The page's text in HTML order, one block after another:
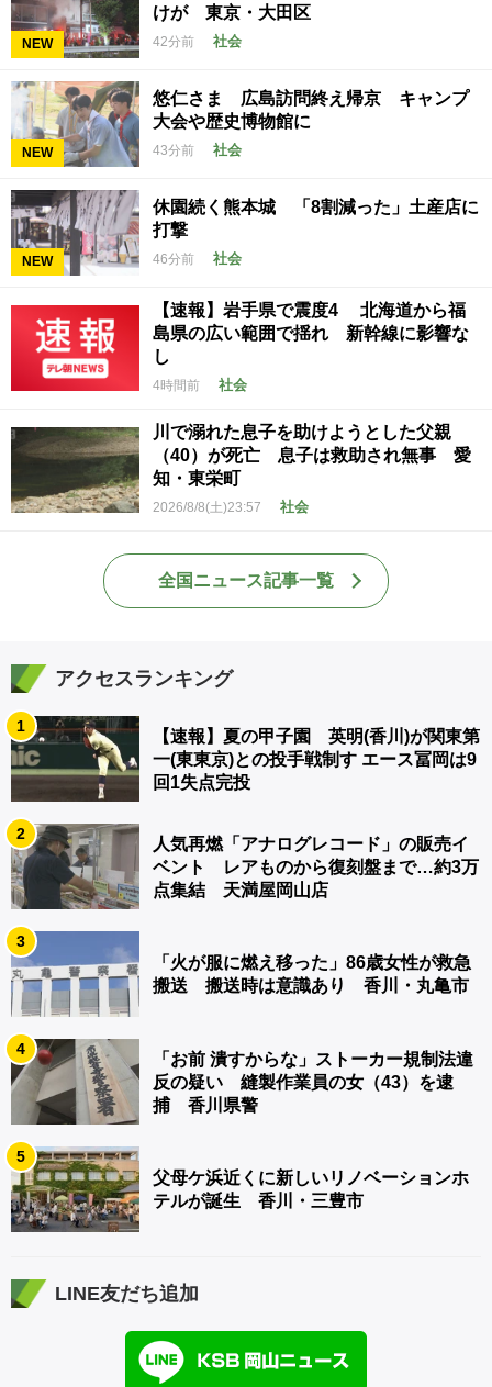
NEW
けが 東京・大田区
42分前 社会
NEW
悠仁さま 広島訪問終え帰京 キャンプ
大会や歴史博物館に
43分前 社会
NEW
休園続く熊本城 「8割減った」土産店に
打撃
46分前 社会
【速報】岩手県で震度4 北海道から福
島県の広い範囲で揺れ 新幹線に影響な
し
4時間前 社会
川で溺れた息子を助けようとした父親
（40）が死亡 息子は救助され無事 愛
知・東栄町
2026/8/8(土)23:57 社会
全国ニュース記事一覧
アクセスランキング
1
【速報】夏の甲子園 英明(香川)が関東第
一(東東京)との投手戦制す エース冨岡は9
回1失点完投
2
人気再燃「アナログレコード」の販売イ
ベント レアものから復刻盤まで…約3万
点集結 天満屋岡山店
3
「火が服に燃え移った」86歳女性が救急
搬送 搬送時は意識あり 香川・丸亀市
4
「お前 潰すからな」ストーカー規制法違
反の疑い 縫製作業員の女（43）を逮
捕 香川県警
5
父母ケ浜近くに新しいリノベーションホ
テルが誕生 香川・三豊市
LINE友だち追加